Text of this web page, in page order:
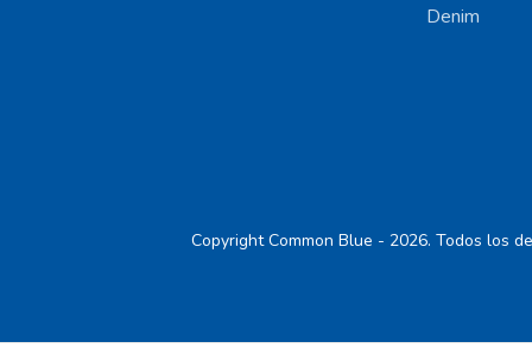
Denim
Copyright Common Blue - 2026. Todos los